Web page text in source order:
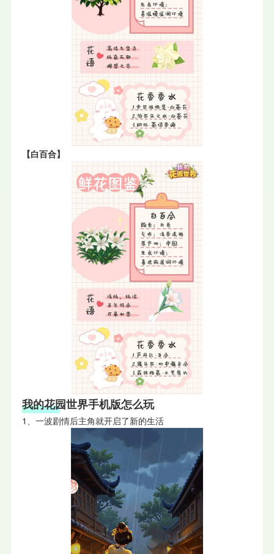
【白百合】
我的花园世界手机版怎么玩
1、一波剧情后主角就开启了新的生活